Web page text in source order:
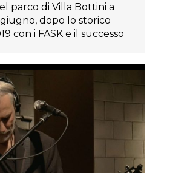
parco di Villa Bottini a
dopo lo storico
con i FASK e il successo